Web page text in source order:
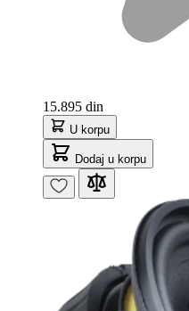
15.895 din
U korpu
Dodaj u korpu